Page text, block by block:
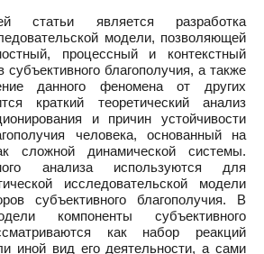
статьи является разработка
модели, позволяющей
процессный и контекстный
субъективного благополучия, а также
данного феномена от других
краткий теоретический анализ
и причин устойчивости
человека, основанный на
сложной динамической системы.
анализа используются для
исследовательской модели
субъективного благополучия. В
компоненты субъективного
как набор реакций
иной вид его деятельности, а сами